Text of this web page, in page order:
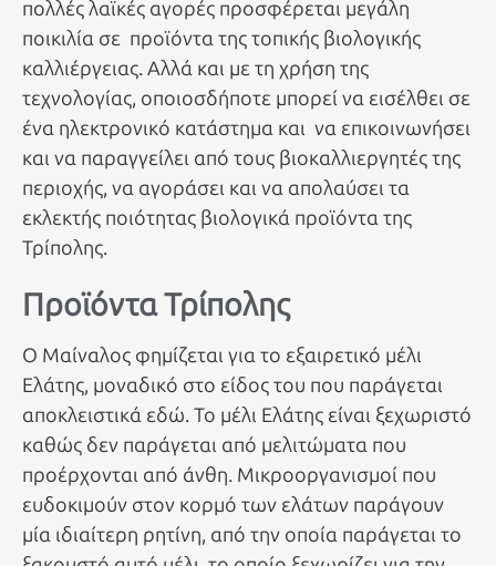
πολλές λαϊκές αγορές προσφέρεται μεγάλη
ποικιλία σε προϊόντα της τοπικής βιολογικής
καλλιέργειας. Αλλά και με τη χρήση της
τεχνολογίας, οποιοσδήποτε μπορεί να εισέλθει σε
ένα ηλεκτρονικό κατάστημα και να επικοινωνήσει
και να παραγγείλει από τους βιοκαλλιεργητές της
περιοχής, να αγοράσει και να απολαύσει τα
εκλεκτής ποιότητας βιολογικά προϊόντα της
Τρίπολης.
Προϊόντα Τρίπολης
Ο Μαίναλος φημίζεται για το εξαιρετικό μέλι
Ελάτης, μοναδικό στο είδος του που παράγεται
αποκλειστικά εδώ. Το μέλι Ελάτης είναι ξεχωριστό
καθώς δεν παράγεται από μελιτώματα που
προέρχονται από άνθη. Μικροοργανισμοί που
ευδοκιμούν στον κορμό των ελάτων παράγουν
μία ιδιαίτερη ρητίνη, από την οποία παράγεται το